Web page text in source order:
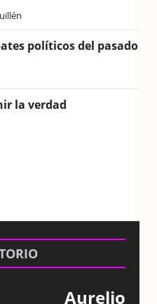
políticos del pasado
la verdad
Aurelio